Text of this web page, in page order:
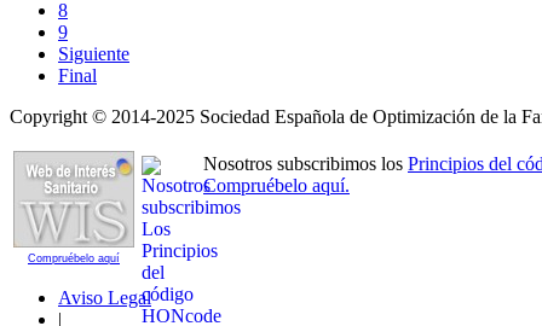
8
9
Siguiente
Final
Copyright © 2014-2025 Sociedad Española de Optimización de la
Nosotros subscribimos los Principios del
Compruébelo aquí.
Compruébelo aquí
Aviso Legal
|